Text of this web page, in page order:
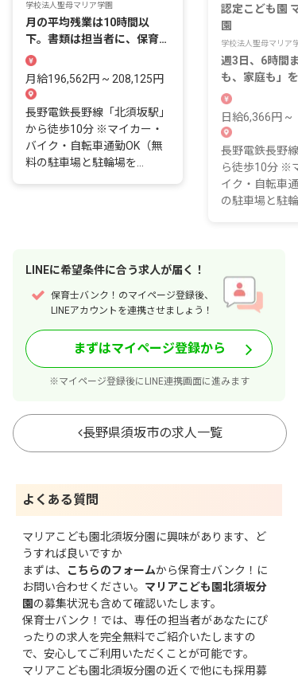
学校法人聖母マリア学園
月の平均残業は10時間以
下。書類は担当者に、保育に
専念できる園。
月給196,562円 ~ 208,125円
長野電鉄長野線「北須坂駅」
から徒歩10分 ※マイカー・
バイク・自転車通勤OK（無
料の駐車場と駐輪場を...
認定こども園
園
学校法人聖母マリア学
週3日、6時間
も、家庭も」
ト勤務がありま
日給6,366円 ~
長野電鉄長野
ら徒歩10分 ※
イク・自転車
の駐車場と駐輪
LINEに希望条件に合う求人が届く！
保育士バンク！のマイページ登録後、
LINEアカウントを連携させましょう！
まずはマイページ登録から
※マイページ登録後にLINE連携画面に進みます
長野県須坂市の求人一覧
よくある質問
マリアこども園北須坂分園に興味があります、ど
うすれば良いですか
まずは、
こちらのフォームから保育士バンク！に
お問い合わせください。 マリアこども園北須坂分
園の募集状況も含めて確認いたします。
保育士バンク！では、専任の担当者があなたにぴ
ったりの求人を完全無料でご紹介いたしますの
で、安心してご利用いただくことが可能です。
マリアこども園北須坂分園の近くで他にも採用募